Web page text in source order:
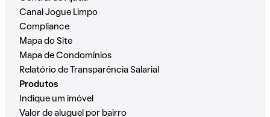
Canal Jogue Limpo
Compliance
Mapa do Site
Mapa de Condomínios
Relatório de Transparência Salarial
Produtos
Indique um imóvel
Valor de aluguel por bairro